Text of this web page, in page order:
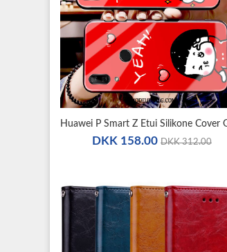
DKK 158.00 DKK 312.00